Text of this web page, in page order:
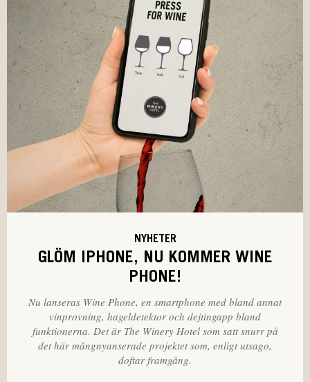
NYHETER
GLÖM IPHONE, NU KOMMER WINE
PHONE!
Nu lanseras Wine Phone, en smartphone med bland annat
vinprovning, hageldetektor och dejtingapp bland
funktionerna. Det är The Winery Hotel som satt snurr på
det här mångnyanserade projektet som, enligt utsago,
doftar framgång.